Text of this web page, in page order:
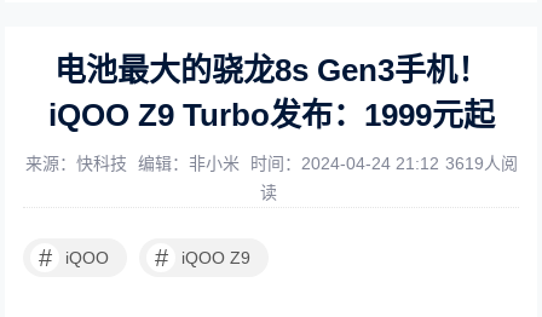
电池最大的骁龙8s Gen3手机！
iQOO Z9 Turbo发布：1999元起
来源：快科技 编辑：非小米 时间：2024-04-24 21:12 3619人阅
读
# iQOO # iQOO Z9